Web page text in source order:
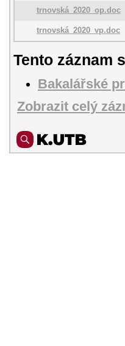
trnovská_2020_op.doc
trnovská_2020_vp.doc
Tento záznam
Bakalářské
Zobrazit celý